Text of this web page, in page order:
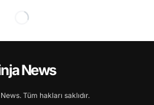
News
Tüm hakları saklıdır.